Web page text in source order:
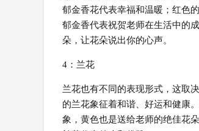
郁金香花代表幸福和温暖；红色
郁金香代表祝贺老师在生活中的
朵，让花朵说出你的心声。
4：兰花
兰花也有不同的表现形式，这取
的兰花象征着和谐、好运和健康
象，黄色也是送给老师的绝佳花